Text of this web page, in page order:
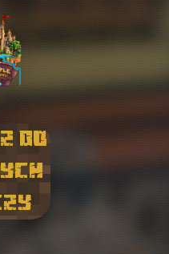
do